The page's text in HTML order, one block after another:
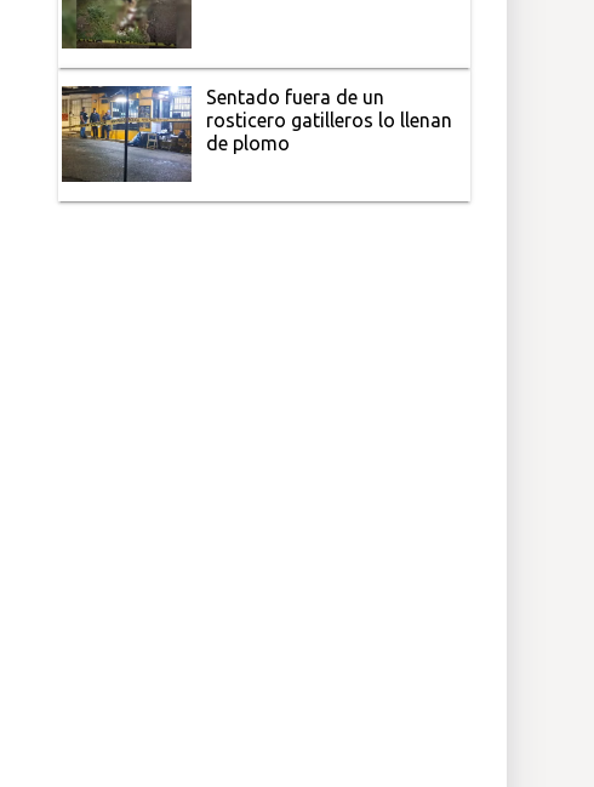
Sentado fuera de un
rosticero gatilleros lo llenan
de plomo